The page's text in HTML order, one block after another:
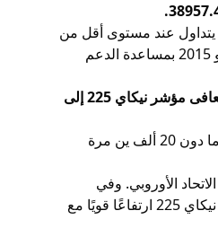
الثلث في ذلك العام. وفي أكتوبر 2008، كان مؤشر نيكاي يتداول عند مستوى أقل من
7000 نقطة. وكان هذا انخفاضاً بأكثر من 80% عن أعلى مستوى له في ديسمبر 1989. ثم انتعش بعد ذلك بين يونيو 2012 ويونيو 2015 بمساعدة الدعم
، ففي 22 أبريل 2015، تعافى مؤشر نيكاي 225 إلى
ولكن في يوليو، انخفض مؤشر شنغهاي المركب في الصين، الذي كان يقود نمو الاقتصاد العالمي، وهبط مؤشر نيكاي 225 إلى ما دون 20 ألف ين مرة
من الاتحاد الأوروبي. وفي
مرحلة ما، انخفض المؤشر إلى ما دون 15000 ين. وتغير في نوفمبر عندما أجريت الانتخابات الرئاسية الأمريكية. وسجل مؤشر نيكاي 225 ارتفاعًا قويًا مع